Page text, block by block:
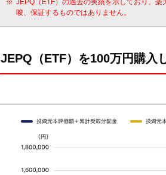
唆、保証するものではありません。
JEPQ（ETF）を100万円購入